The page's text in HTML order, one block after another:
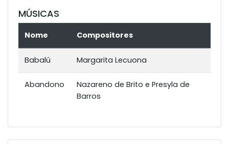
MÚSICAS
Nome Compositores
Babalú Margarita Lecuona
Abandono
Nazareno de Brito e Presyla de
Barros